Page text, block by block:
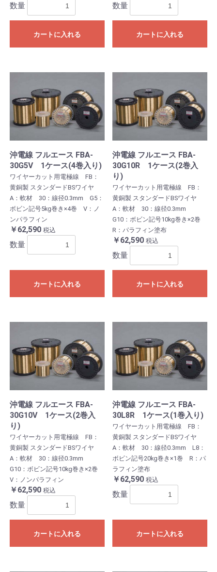
数量
カートに入れる
数量
カートに入れる
沖電線 フルエース FBA-
30G5V 1ケース(4巻入り)
ワイヤーカット用電極線 FB：
黄銅製 スタンダードBSワイヤ
A：軟材 30：線径0.3mm G5：
ボビン記号5kg巻き×4巻 V：ノ
ンパラフィン
￥62,590 税込
数量
カートに入れる
沖電線 フルエース FBA-
30G10R 1ケース(2巻入
り)
ワイヤーカット用電極線 FB：
黄銅製 スタンダードBSワイヤ
A：軟材 30：線径0.3mm
G10：ボビン記号10kg巻き×2巻
R：パラフィン塗布
￥62,590 税込
数量
カートに入れる
沖電線 フルエース FBA-
30G10V 1ケース(2巻入
り)
ワイヤーカット用電極線 FB：
黄銅製 スタンダードBSワイヤ
A：軟材 30：線径0.3mm
G10：ボビン記号10kg巻き×2巻
V：ノンパラフィン
￥62,590 税込
数量
カートに入れる
沖電線 フルエース FBA-
30L8R 1ケース(1巻入り)
ワイヤーカット用電極線 FB：
黄銅製 スタンダードBSワイヤ
A：軟材 30：線径0.3mm L8：
ボビン記号20kg巻き×1巻 R：パ
ラフィン塗布
￥62,590 税込
数量
カートに入れる